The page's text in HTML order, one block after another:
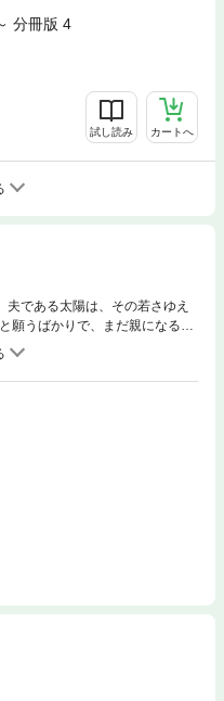
分冊版 4
試し読み カートへ
である太陽は、その若さゆえ
うばかりで、まだ親になるイ
い旦那に気兼ねするかのよう
た。――――ただ、34歳になった
育てたい！」という想いが、日
子の同級生である希(のぞみ)
い!?」「35歳までに妊娠しない
かるの!?」など、将来的に子